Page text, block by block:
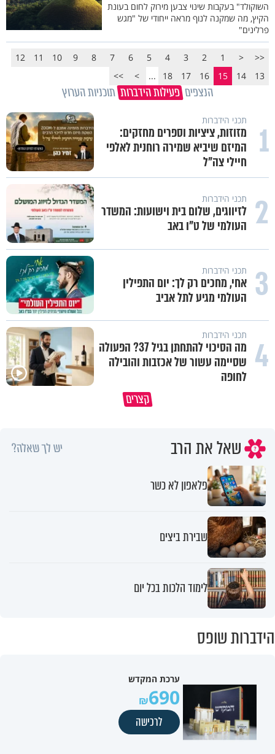
השוקולד" בעקבות שינוי צבען מירוק לחום בעונת
הקיץ, מה שמקנה לנוף מראה ייחודי של "מגש
פרלינים"
<<
<
1
2
3
4
5
6
7
8
9
10
11
12
13
14
15
16
17
18
...
>
>>
הנצפים פעילות הידברות תוכניות הערוץ
1 תכני הידברות
מזוזות, ציציות וספרים מחזקים:
המיזם שיביא שמירה רוחנית לאלפי
חיילי צה"ל
2 תכני הידברות
לזיווגים, שלום בית וישועות: המשדר
העולמי של ט"ו באב
3 תכני הידברות
אחי, מחכים רק לך: יום התפילין
העולמי מגיע לתל אביב
4 תכני הידברות
מה הסיכוי להתחתן בגיל 37? הפעולה
שסיימה עשור של אכזבות והובילה
לחופה
קצריםתשתמש באהבה של השם לטובתך
פותחים פתח קטן - ומקבלים
שאל את הרב יש לך שאלה?
פלאפון לא כשר
שבירת ביצים
לימוד הלכות בכל יום
הידברות שופס
ערכת המקדש
690
לרכישה